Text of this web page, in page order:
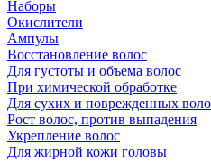
Наборы
Окислители
Ампулы
Восстановление волос
Для густоты и объема волос
При химической обработке
Для сухих и поврежденных
Рост волос, против выпадения
Укрепление волос
Для жирной кожи головы